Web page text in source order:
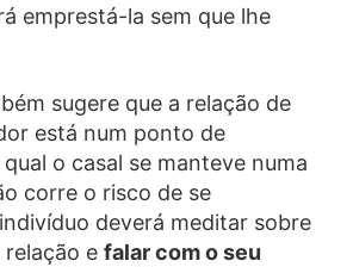
emprestá-la sem que lhe
sugere que a relação de
está num ponto de
o casal se manteve numa
corre o risco de se
deverá meditar sobre
relação e falar com o seu